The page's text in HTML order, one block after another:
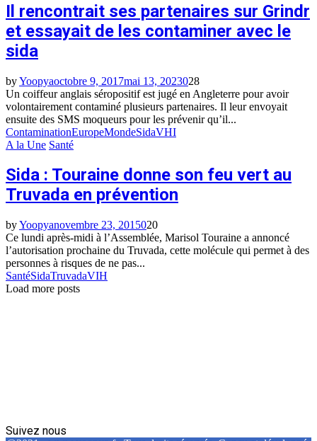
Il rencontrait ses partenaires sur Grindr
et essayait de les contaminer avec le
sida
byYoopyaoctobre 9, 2017mai 13, 2023028
Un coiffeur anglais séropositif est jugé en Angleterre pour avoir
volontairement contaminé plusieurs partenaires. Il leur envoyait
ensuite des SMS moqueurs pour les prévenir qu’il...
ContaminationEuropeMondeSidaVHI
A la Une Santé
Sida : Touraine donne son feu vert au
Truvada en prévention
byYoopyanovembre 23, 2015020
Ce lundi après-midi à l’Assemblée, Marisol Touraine a annoncé
l’autorisation prochaine du Truvada, cette molécule qui permet à des
personnes à risques de ne pas...
SantéSidaTruvadaVIH
Load more posts
Suivez nous